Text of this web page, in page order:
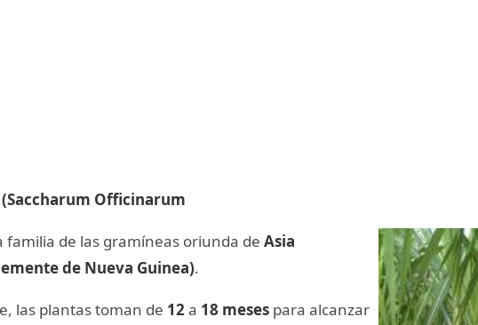
(Saccharum Officinarum
familia de las gramíneas oriunda de Asia
de Nueva Guinea).
las plantas toman de 12a 18 meses para alcanzar